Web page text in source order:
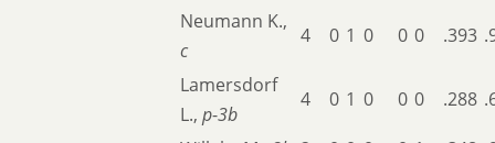
Neumann K.,
c
4 0 1 0 0 0 .393
Lamersdorf
L., p-3b
4 0 1 0 0 0 .288